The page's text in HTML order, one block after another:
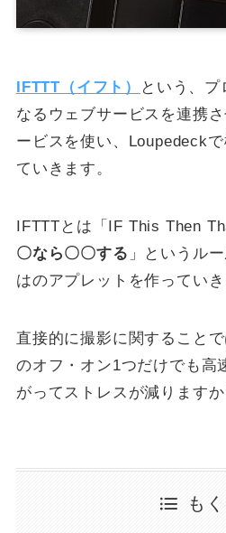
IFTTT（イフト）
という、
なるウェブサービスを連携
ービスを使い、Loupedeck
ていきます。
IFTTTとは「IF This Then
〇なら〇〇する 」というル
はのアプレットを作っていき
直接的に撮影に関すること
のオフ・オン1つだけでも高
がってストレスが減りますか
も